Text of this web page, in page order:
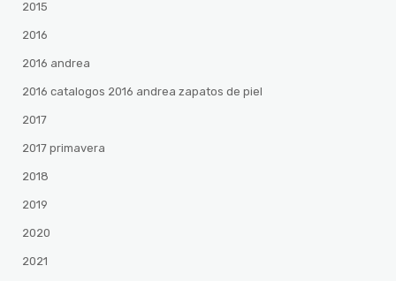
2015
2016
2016 andrea
2016 catalogos 2016 andrea zapatos de piel
2017
2017 primavera
2018
2019
2020
2021